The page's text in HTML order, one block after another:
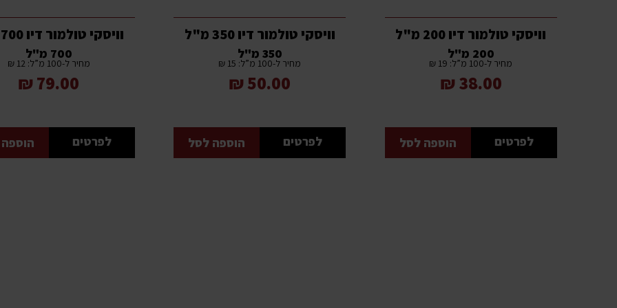
וויסקי טולמור דיו 200 מ"ל
200 מ"ל
מחיר ל-100 מ”ל: 19 ₪
38.00 ₪
לפרטים הוספה לסל
וויסקי טולמור דיו 350 מ"ל
350 מ"ל
מחיר ל-100 מ”ל: 15 ₪
50.00 ₪
לפרטים הוספה לסל
וויסקי טולמור דיו 700 מ"ל
700 מ"ל
מחיר ל-100 מ”ל: 12 ₪
79.00 ₪
לפרטים